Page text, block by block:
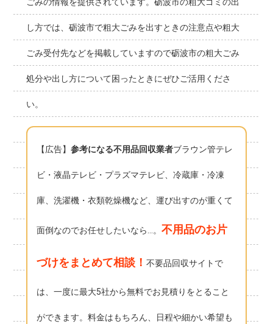
ごみの情報を提供されています。砺波市の粗大ゴミの出
し方では、砺波市で粗大ごみを出すときの注意点や粗大
ごみ受付先などを掲載していますので砺波市の粗大ごみ
処分や出し方について困ったときにぜひご活用くださ
い。
【広告】参考になる不用品回収業者ブラウン管テレ
ビ・液晶テレビ・プラズマテレビ、冷蔵庫・冷凍
庫、洗濯機・衣類乾燥機など、運び出すのが重くて
面倒なのでお任せしたいなら…。不用品のお片
づけをまとめて相談！不要品回収サイトで
は、一度に最大5社から無料でお見積りをとること
ができます。料金はもちろん、日程や細かい希望も